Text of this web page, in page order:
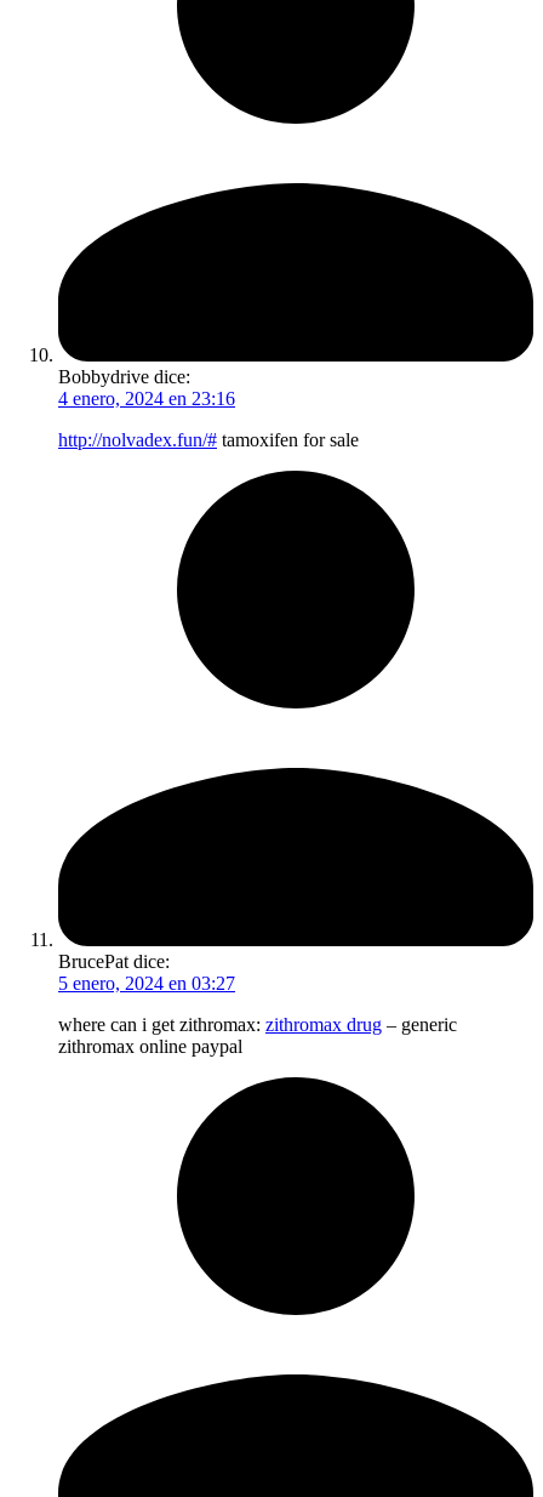
Bobbydrive dice:
4 enero, 2024 en 23:16
http://nolvadex.fun/# tamoxifen for sale
BrucePat dice:
5 enero, 2024 en 03:27
where can i get zithromax: zithromax drug – generic
zithromax online paypal